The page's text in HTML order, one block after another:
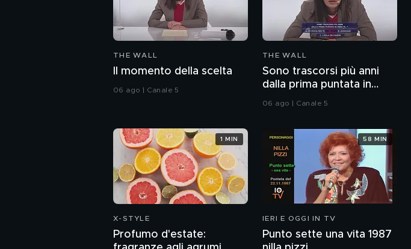
THE WALL
Il momento della scelta
06 ago | Canale 5
THE WALL
Sono trascorsi più anni
dalla prima puntata in
onda di...?
06 ago | Canale 5
X-STYLE
Profumo d'estate:
1 MIN
IERI E OGGI IN TV
Punto sette una vita 1987
58 MIN